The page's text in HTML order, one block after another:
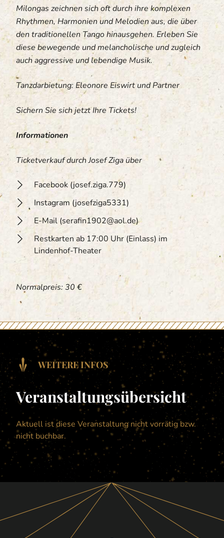
Milongas zeichnen sich oft durch ihre komplexen
Rhythmen, Harmonien und Melodien aus, die über
den traditionellen Tango hinausgehen. Erleben Sie
diese bewegende und melancholische und zugleich
auch aggressive und lebendige Musik.
Tanzdarbietung: Eleonore Eiswirt und Partner
Sichern Sie sich jetzt Ihre Tickets!
Informationen
Ticketverkauf durch Josef Ziga über
Facebook (josef.ziga.779)
Instagram (josefziga5331)
E-Mail (serafin1902@aol.de)
Restkarten ab 17:00 Uhr (Einlass) im
Lindenhof-Theater
Normalpreis: 30 €
WEITERE INFOS
Veranstaltungsübersicht
Aktuell ist diese Veranstaltung nicht vorrätig bzw.
nicht buchbar.